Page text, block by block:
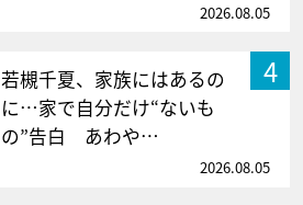
2026.08.05
4
若槻千夏、家族にはあるの
に…家で自分だけ“ないも
の”告白 あわや…
2026.08.05